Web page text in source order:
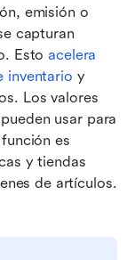
emisión o
capturan
Esto acelera
inventario y
Los valores
usar para
es
y tiendas
de artículos.